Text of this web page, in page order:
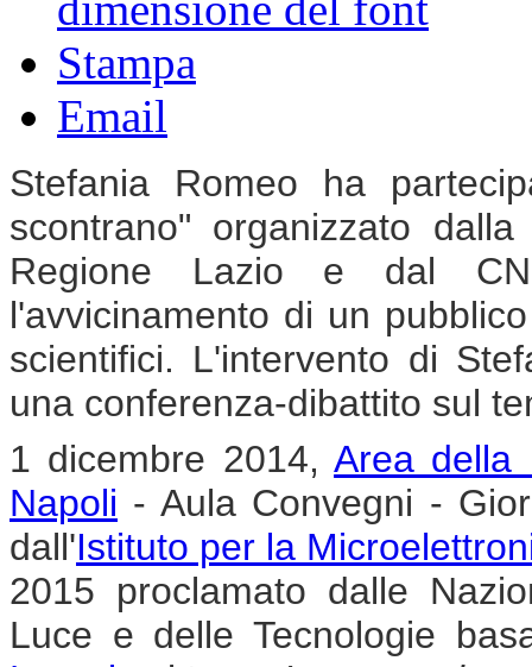
Stampa
Email
Stefania Romeo ha
scontrano" organizzato
Regione Lazio e dal
l'avvicinamento di un
scientifici. L'intervento di
una conferenza-dibattito sul
1 dicembre 2014,Area della
Napoli - Aula Convegni -
dall'Istituto per la
2015 proclamato dalle
Luce e delle Tecnologie